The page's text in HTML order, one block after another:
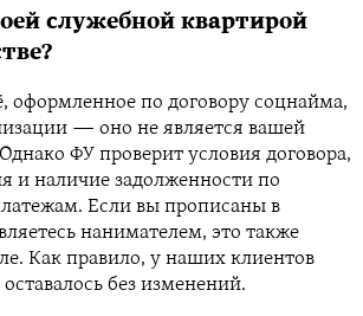
служебной квартирой
оформленное по договору соцнайма,
— оно не является вашей
ФУ проверит условия договора,
и наличие задолженности по
Если вы прописаны в
нанимателем, это также
Как правило, у наших клиентов
без изменений.